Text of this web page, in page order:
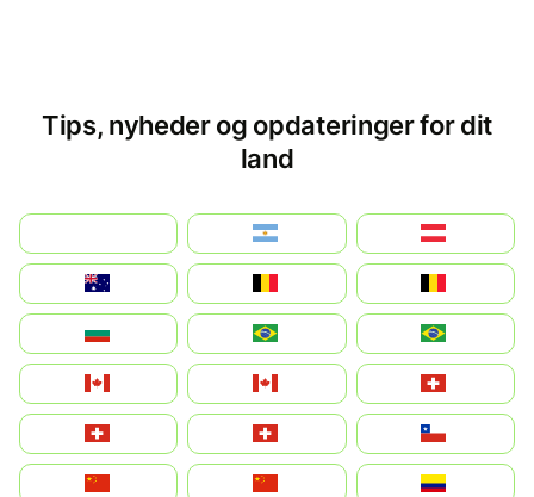
Tips, nyheder og opdateringer for dit
land
بالعربية
Argentina
Österreich
Australia
België
Belgique
България
Brasil (ES)
Brasil
Canada (FR)
Canada
Svizzera
Suisse
Schweiz
Chile
中国
China
Colombia